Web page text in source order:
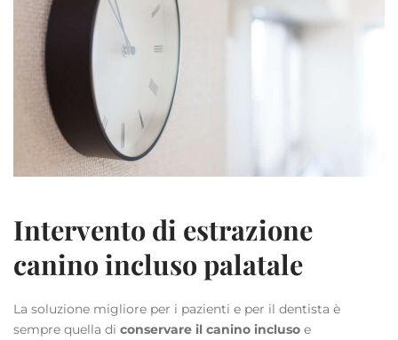
Intervento di estrazione
canino incluso palatale
La soluzione migliore per i pazienti e per il dentista è
sempre quella di conservare il canino incluso e